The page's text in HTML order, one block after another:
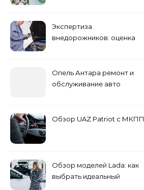
Экспертиза
внедорожников: оценка
Опель Антара ремонт и
обслуживание авто
Обзор UAZ Patriot с МКПП
Обзор моделей Lada: как
выбрать идеальный